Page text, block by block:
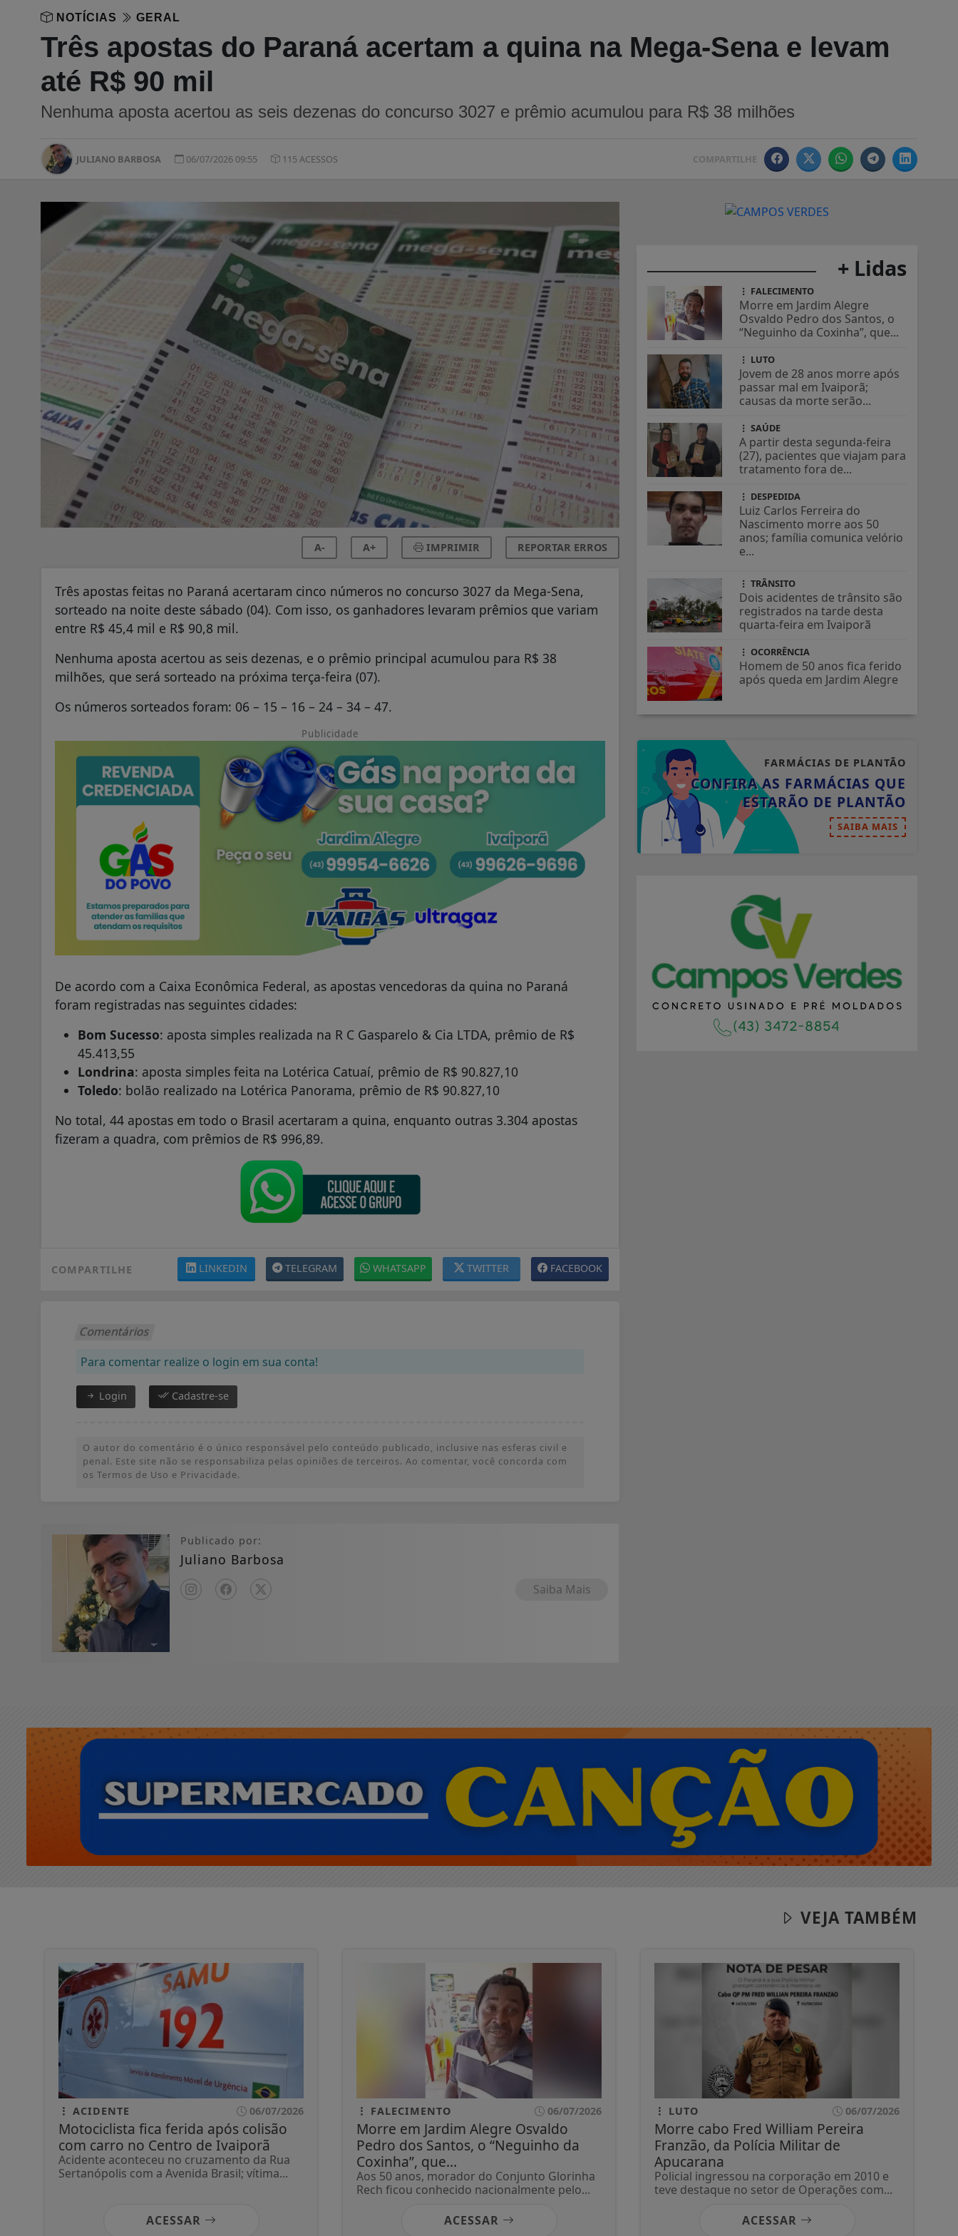
NOTÍCIAS GERAL
Três apostas do Paraná acertam a quina na Mega-Sena e levam
até R$ 90 mil
Nenhuma aposta acertou as seis dezenas do concurso 3027 e prêmio acumulou para R$ 38 milhões
JULIANO BARBOSA 06/07/2026 09:55 115 ACESSOS COMPARTILHE
A- A+ IMPRIMIR REPORTAR ERROS
Três apostas feitas no Paraná acertaram cinco números no concurso 3027 da Mega-Sena,
sorteado na noite deste sábado (04). Com isso, os ganhadores levaram prêmios que variam
entre R$ 45,4 mil e R$ 90,8 mil.
Nenhuma aposta acertou as seis dezenas, e o prêmio principal acumulou para R$ 38
milhões, que será sorteado na próxima terça-feira (07).
Os números sorteados foram: 06 – 15 – 16 – 24 – 34 – 47.
Publicidade
De acordo com a Caixa Econômica Federal, as apostas vencedoras da quina no Paraná
foram registradas nas seguintes cidades:
Bom Sucesso: aposta simples realizada na R C Gasparelo & Cia LTDA, prêmio de R$
45.413,55
Londrina: aposta simples feita na Lotérica Catuaí, prêmio de R$ 90.827,10
Toledo: bolão realizado na Lotérica Panorama, prêmio de R$ 90.827,10
No total, 44 apostas em todo o Brasil acertaram a quina, enquanto outras 3.304 apostas
fizeram a quadra, com prêmios de R$ 996,89.
COMPARTILHE FACEBOOK
TWITTER
WHATSAPP
TELEGRAM
LINKEDIN
Comentários
Para comentar realize o login em sua conta!
Login Cadastre-se
O autor do comentário é o único responsável pelo conteúdo publicado, inclusive nas esferas civil e
penal. Este site não se responsabiliza pelas opiniões de terceiros. Ao comentar, você concorda com
os Termos de Uso e Privacidade.
Publicado por:
Juliano Barbosa
Saiba Mais
+ Lidas
FALECIMENTO
Morre em Jardim Alegre
Osvaldo Pedro dos Santos, o
“Neguinho da Coxinha”, que...
LUTO
Jovem de 28 anos morre após
passar mal em Ivaiporã;
causas da morte serão...
SAÚDE
A partir desta segunda-feira
(27), pacientes que viajam para
tratamento fora de...
DESPEDIDA
Luiz Carlos Ferreira do
Nascimento morre aos 50
anos; família comunica velório
e...
TRÂNSITO
Dois acidentes de trânsito são
registrados na tarde desta
quarta-feira em Ivaiporã
OCORRÊNCIA
Homem de 50 anos fica ferido
após queda em Jardim Alegre
FARMÁCIAS DE PLANTÃO
CONFIRA AS FARMÁCIAS QUE
ESTARÃO DE PLANTÃO
SAIBA MAIS
VEJA TAMBÉM
ACIDENTE 06/07/2026
Motociclista fica ferida após colisão
com carro no Centro de Ivaiporã
Acidente aconteceu no cruzamento da Rua
Sertanópolis com a Avenida Brasil; vítima...
ACESSAR
FALECIMENTO 06/07/2026
Morre em Jardim Alegre Osvaldo
Pedro dos Santos, o “Neguinho da
Coxinha”, que...
Aos 50 anos, morador do Conjunto Glorinha
Rech ficou conhecido nacionalmente pelo...
ACESSAR
LUTO 06/07/2026
Morre cabo Fred William Pereira
Franzão, da Polícia Militar de
Apucarana
Policial ingressou na corporação em 2010 e
teve destaque no setor de Operações com...
ACESSAR